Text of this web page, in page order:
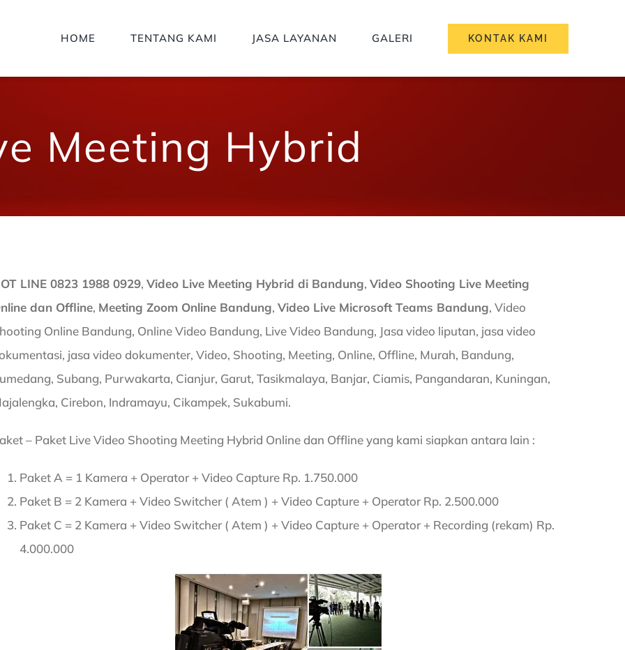
HOME TENTANG KAMI JASA LAYANAN GALERI KONTAK KAMI
Meeting Hybrid
LINE 0823 1988 0929,Video Live Meeting Hybrid di Bandung,Video Shooting Live Meeting
dan Offline, Meeting Zoom Online Bandung,Video Live Microsoft Teams Bandung, Video
Online Bandung, Online Video Bandung, Live Video Bandung, Jasa video liputan, jasa video
jasa video dokumenter, Video, Shooting, Meeting, Online, Offline, Murah, Bandung,
Subang, Purwakarta, Cianjur, Garut, Tasikmalaya, Banjar, Ciamis, Pangandaran, Kuningan,
Cirebon, Indramayu, Cikampek, Sukabumi.
– Paket Live Video Shooting Meeting Hybrid Online dan Offline yang kami siapkan antara lain :
Paket A = 1 Kamera + Operator + Video Capture Rp. 1.750.000
Paket B = 2 Kamera + Video Switcher ( Atem ) + Video Capture + Operator Rp. 2.500.000
Paket C = 2 Kamera + Video Switcher ( Atem ) + Video Capture + Operator + Recording (rekam) Rp.
4.000.000